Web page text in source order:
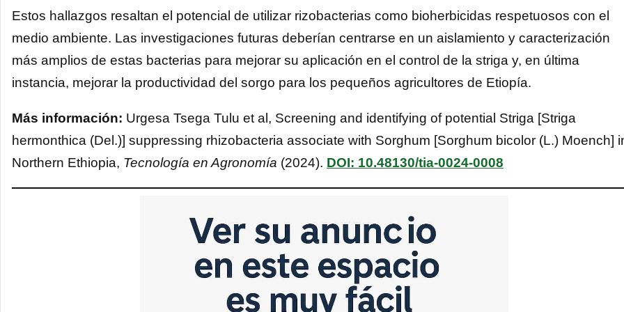
Estos hallazgos resaltan el potencial de utilizar rizobacterias como bioherbicidas respetuosos con el
medio ambiente. Las investigaciones futuras deberían centrarse en un aislamiento y caracterización
más amplios de estas bacterias para mejorar su aplicación en el control de la striga y, en última
instancia, mejorar la productividad del sorgo para los pequeños agricultores de Etiopía.
Más información: Urgesa Tsega Tulu et al, Screening and identifying of potential Striga [Striga
hermonthica (Del.)] suppressing rhizobacteria associate with Sorghum [Sorghum bicolor (L.) Moench]
Northern Ethiopia, Tecnología en Agronomía (2024). DOI: 10.48130/tia-0024-0008